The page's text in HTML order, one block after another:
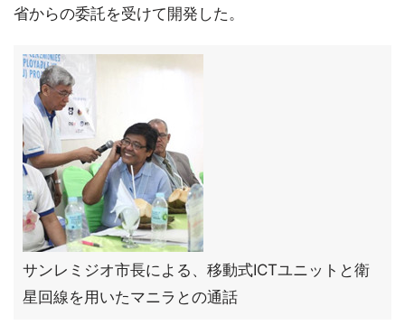
省からの委託を受けて開発した。
サンレミジオ市長による、移動式ICTユニットと衛
星回線を用いたマニラとの通話